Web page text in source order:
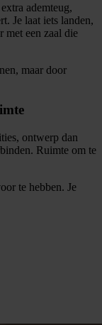
ademteug,
Je laat iets landen,
met een zaal die
maar door
ontwerp dan
Ruimte om te
te hebben. Je